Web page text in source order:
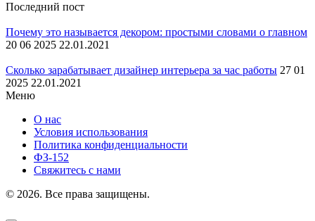
Последний пост
Почему это называется декором: простыми словами о главном
20 06 2025 22.01.2021
Сколько зарабатывает дизайнер интерьера за час работы 27 01
2025 22.01.2021
Меню
О нас
Условия использования
Политика конфиденциальности
ФЗ-152
Свяжитесь с нами
© 2026. Все права защищены.